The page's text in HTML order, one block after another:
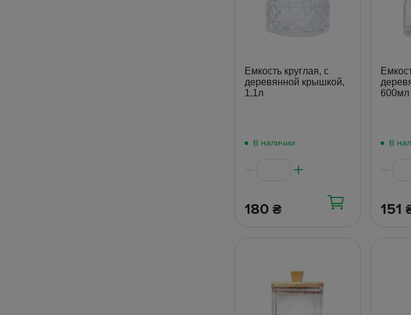
Емкость круглая, с
деревянной крышкой,
1,1л
В наличии
180 ₴
600мл
В
151